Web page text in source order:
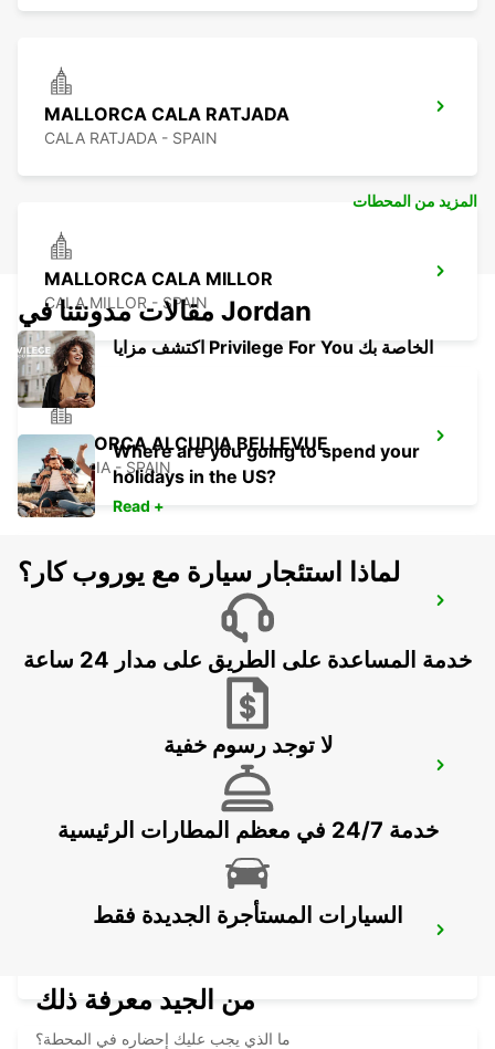
MALLORCA CALA RATJADA
CALA RATJADA - SPAIN
MALLORCA CALA MILLOR
CALA MILLOR - SPAIN
MALLORCA ALCUDIA BELLEVUE
ALCUDIA - SPAIN
MALLORCA PALMA AIRPORT
MALLORCA PLAYA DE PALMA (ARENAL)
المزيد من المحطات
مقالات مدونتنا في Jordan
اكتشف مزايا Privilege For You الخاصة بك
Where are you going to spend your
holidays in the US?
Read +
لماذا استئجار سيارة مع يوروب كار؟
خدمة المساعدة على الطريق على مدار 24 ساعة
لا توجد رسوم خفية
خدمة 24/7 في معظم المطارات الرئيسية
السيارات المستأجرة الجديدة فقط
من الجيد معرفة ذلك
ما الذي يجب عليك إحضاره في المحطة؟